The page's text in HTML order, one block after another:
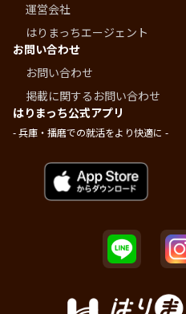
運営会社
はりまっちエージェント
お問い合わせ
お問い合わせ
掲載に関するお問い合わせ
はりまっち公式アプリ
- 兵庫・播磨での就活をより快適に -